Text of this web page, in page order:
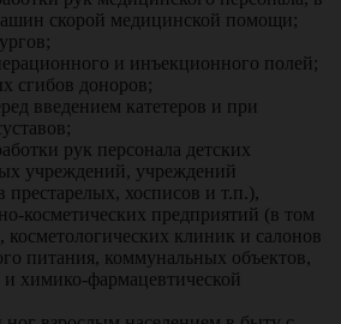
скорой медицинской помощи;
и инъекционного полей;
сгибов доноров;
введением катетеров и при
рук персонала детских
учреждений, учреждений
престарелых, хосписов и т.п.),
косметических предприятий (в том
косметологических клиник и салонов
питания, коммунальных объектов,
химико-фармацевтической